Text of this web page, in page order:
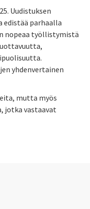
Uudistuksen
edistää parhaalla
nopeaa työllistymistä
yhdenvertainen
mutta myös
jotka vastaavat